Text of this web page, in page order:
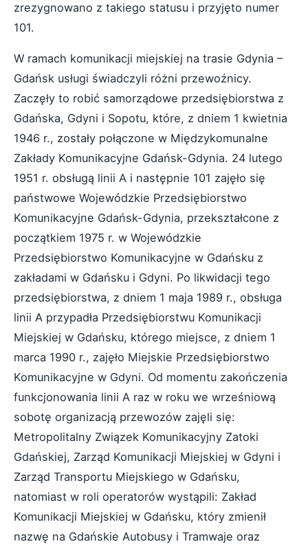
zrezygnowano z takiego statusu i przyjęto numer
101.
W ramach komunikacji miejskiej na trasie Gdynia –
Gdańsk usługi świadczyli różni przewoźnicy.
Zaczęły to robić samorządowe przedsiębiorstwa z
Gdańska, Gdyni i Sopotu, które, z dniem 1 kwietnia
1946 r., zostały połączone w Międzykomunalne
Zakłady Komunikacyjne Gdańsk-Gdynia. 24 lutego
1951 r. obsługą linii A i następnie 101 zajęło się
państwowe Wojewódzkie Przedsiębiorstwo
Komunikacyjne Gdańsk-Gdynia, przekształcone z
początkiem 1975 r. w Wojewódzkie
Przedsiębiorstwo Komunikacyjne w Gdańsku z
zakładami w Gdańsku i Gdyni. Po likwidacji tego
przedsiębiorstwa, z dniem 1 maja 1989 r., obsługa
linii A przypadła Przedsiębiorstwu Komunikacji
Miejskiej w Gdańsku, którego miejsce, z dniem 1
marca 1990 r., zajęło Miejskie Przedsiębiorstwo
Komunikacyjne w Gdyni. Od momentu zakończenia
funkcjonowania linii A raz w roku we wrześniową
sobotę organizacją przewozów zajęli się:
Metropolitalny Związek Komunikacyjny Zatoki
Gdańskiej, Zarząd Komunikacji Miejskiej w Gdyni i
Zarząd Transportu Miejskiego w Gdańsku,
natomiast w roli operatorów wystąpili: Zakład
Komunikacji Miejskiej w Gdańsku, który zmienił
nazwę na Gdańskie Autobusy i Tramwaje oraz